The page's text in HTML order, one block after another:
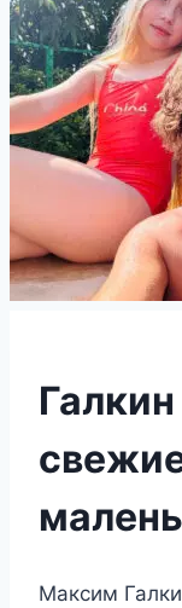
Максим